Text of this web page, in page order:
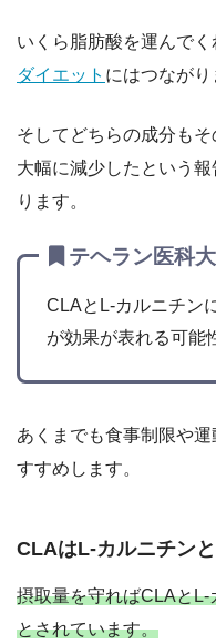
いくら脂肪酸を運んで
ダイエット にはつながり
そしてどちらの成分も
大幅に減少したという
ります。
テヘラン医科
CLAとL-カルニチン
が効果が表れる可能
あくまでも食事制限や
すすめします。
CLAはL-カルニチン
摂取量を守ればCLAと
とされています。